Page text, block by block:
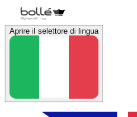
Aprire il selettore di lingua